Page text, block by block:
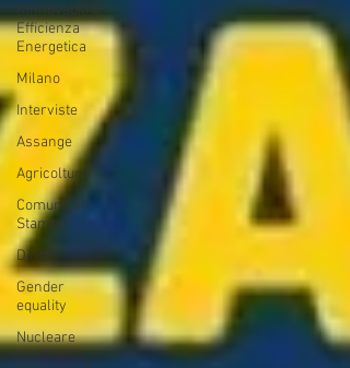
Rinnovabili &
Efficienza
Energetica
Milano
Interviste
Assange
Agricoltura
Comunicati
Stampa
Diritti
Gender
equality
Nucleare